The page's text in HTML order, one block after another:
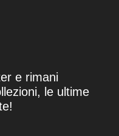
e rimani
le ultime